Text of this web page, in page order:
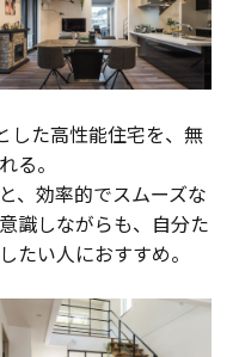
した高性能住宅を、無
る。
、効率的でスムーズな
識しながらも、自分た
たい人におすすめ。